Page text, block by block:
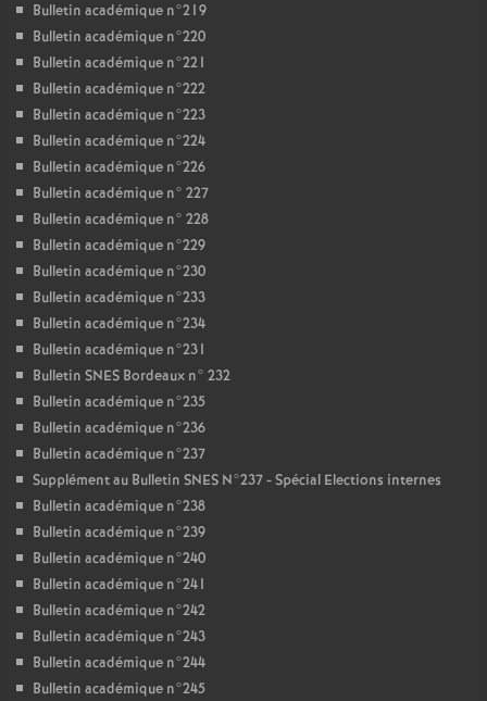
Bulletin académique n°219
Bulletin académique n°220
Bulletin académique n°221
Bulletin académique n°222
Bulletin académique n°223
Bulletin académique n°224
Bulletin académique n°226
Bulletin académique n° 227
Bulletin académique n° 228
Bulletin académique n°229
Bulletin académique n°230
Bulletin académique n°233
Bulletin académique n°234
Bulletin académique n°231
Bulletin SNES Bordeaux n° 232
Bulletin académique n°235
Bulletin académique n°236
Bulletin académique n°237
Supplément au Bulletin SNES N°237 - Spécial Elections internes
Bulletin académique n°238
Bulletin académique n°239
Bulletin académique n°240
Bulletin académique n°241
Bulletin académique n°242
Bulletin académique n°243
Bulletin académique n°244
Bulletin académique n°245